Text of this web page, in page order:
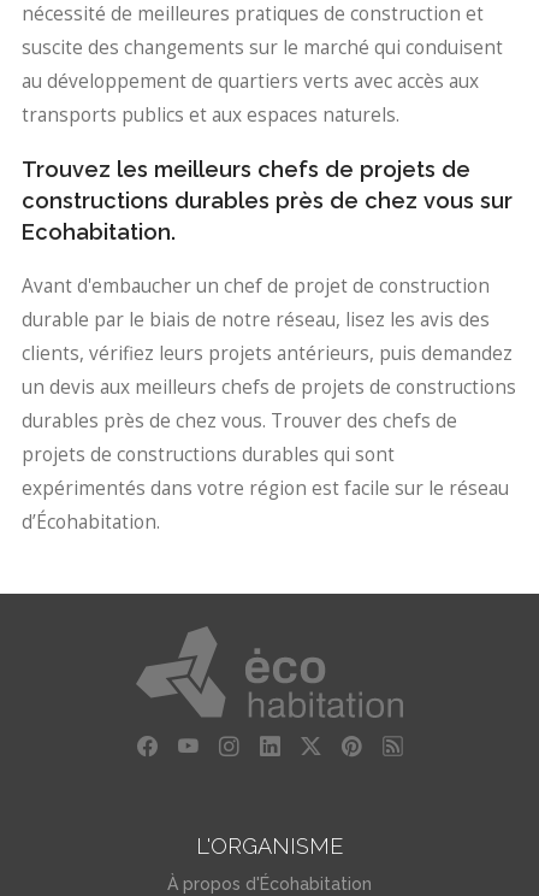
nécessité de meilleures pratiques de construction et
suscite des changements sur le marché qui conduisent
au développement de quartiers verts avec accès aux
transports publics et aux espaces naturels.
Trouvez les meilleurs chefs de projets de
constructions durables près de chez vous sur
Ecohabitation.
Avant d'embaucher un chef de projet de construction
durable par le biais de notre réseau, lisez les avis des
clients, vérifiez leurs projets antérieurs, puis demandez
un devis aux meilleurs chefs de projets de constructions
durables près de chez vous. Trouver des chefs de
projets de constructions durables qui sont
expérimentés dans votre région est facile sur le réseau
d’Écohabitation.
L'ORGANISME
À propos d'Écohabitation